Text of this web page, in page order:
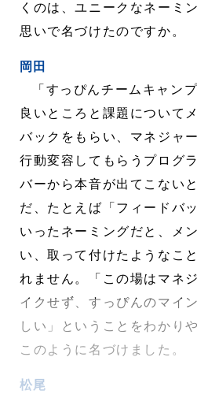
くのは、ユニークなネーミ
思いで名づけたのですか。
岡田
「すっぴんチームキャン
良いところと課題について
バックをもらい、マネジャ
行動変容してもらうプログ
バーから本音が出てこない
だ、たとえば「フィードバ
いったネーミングだと、メ
い、取って付けたようなこ
れません。「この場はマネ
イクせず、すっぴんのマイ
しい」ということをわかり
このように名づけました。
松尾